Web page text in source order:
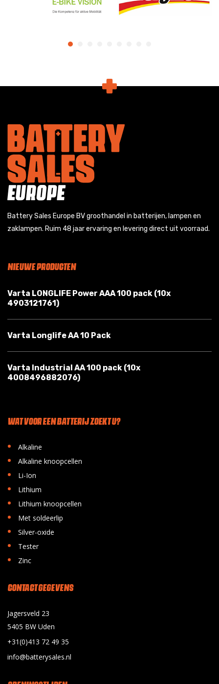
Battery Sales Europe BV groothandel in batterijen, lampen en
zaklampen. Ruim 48 jaar ervaring en levering direct uit voorraad.
NIEUWE PRODUCTEN
Varta LONGLIFE Power AAA 100 pack (10x
4903121761)
Varta Longlife AA 10 Pack
Varta Industrial AA 100 pack (10x
4008496882076)
WAT VOOR EEN BATTERIJ ZOEKT U?
• Alkaline
• Alkaline knoopcellen
• Li-Ion
• Lithium
• Lithium knoopcellen
• Met soldeerlip
• Silver-oxide
• Tester
• Zinc
CONTACT GEGEVENS
Jagersveld 23
5405 BW Uden
+31(0)413 72 49 35
info@batterysales.nl